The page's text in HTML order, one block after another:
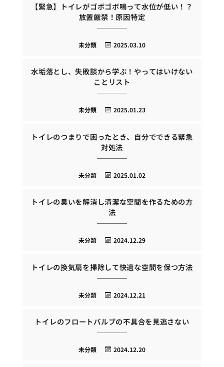
【緊急】トイレがゴボゴボ鳴って水位が低い！？
放置厳禁！原因特定
2025.03.10
未分類
水垢落とし、失敗談から学ぶ！やってはいけない
ことリスト
2025.01.23
未分類
トイレのつまりで困ったとき、自分でできる緊急
対処法
2025.01.02
未分類
トイレの臭いを解消し清潔な空間を作るための方
法
2024.12.29
未分類
トイレの換気扇を掃除して快適な空間を保つ方法
2024.12.21
未分類
トイレのフロートバルブの不具合を見逃さない
2024.12.20
未分類